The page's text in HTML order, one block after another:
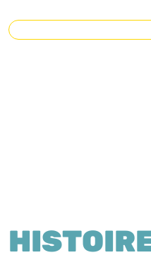
Rechercher